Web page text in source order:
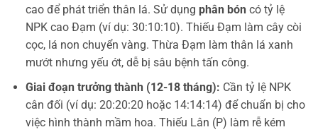
cao để phát triển thân lá. Sử dụng phân bón có tỷ lệ
NPK cao Đạm (ví dụ: 30:10:10). Thiếu Đạm làm cây còi
cọc, lá non chuyển vàng. Thừa Đạm làm thân lá xanh
mướt nhưng yếu ớt, dễ bị sâu bệnh tấn công.
Giai đoạn trưởng thành (12-18 tháng): Cần tỷ lệ NPK
cân đối (ví dụ: 20:20:20 hoặc 14:14:14) để chuẩn bị cho
việc hình thành mầm hoa. Thiếu Lân (P) làm rễ kém